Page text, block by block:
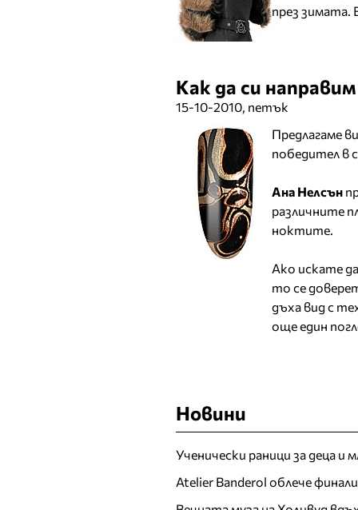
през зимата.
Как да си
15-10-2010, петък
Предлагаме ви
победител в
Ана Нелсън
различните
ноктите.
Ако искате
то се
дъха вид с
още един
Новини
Ученически раници за деца и
Atelier Banderol облече